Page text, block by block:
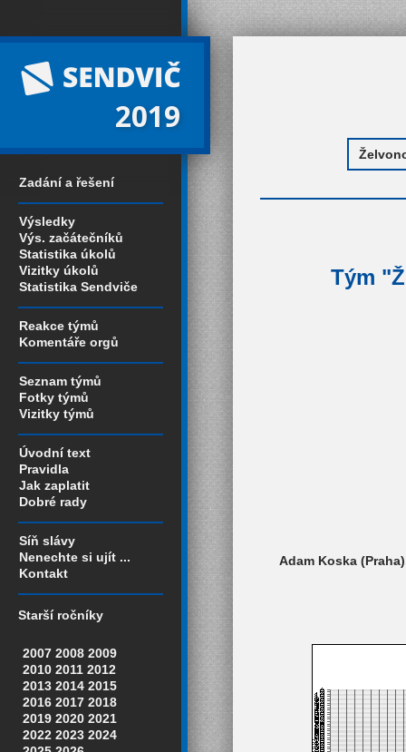
2019
Zadání a řešení
Výsledky
Výs. začátečníků
Statistika úkolů
Vizitky úkolů
Statistika Sendviče
Reakce týmů
Komentáře orgů
Seznam týmů
Fotky týmů
Vizitky týmů
Úvodní text
Pravidla
Jak zaplatit
Dobré rady
Síň slávy
Nenechte si ujít ...
Kontakt
Starší ročníky
2007 2008 2009
2010 2011 2012
2013 2014 2015
2016 2017 2018
2019 2020 2021
2022 2023 2024
Tým
Adam Koska